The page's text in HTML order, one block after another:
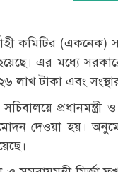
কমিটির
এর মধ্যে
টাকা এবং
দেওয়া হয়।